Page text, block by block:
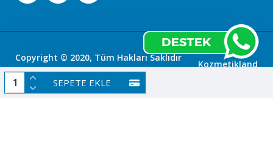
SEPETE EKLE
Copyright © 2020, Tüm Hakları Saklıdır
|
Kozmetikland